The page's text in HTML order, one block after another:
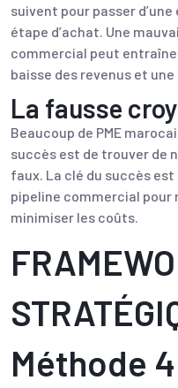
suivent pour passer
étape d’achat. Une
commercial peut
baisse des revenus et
La fausse
Beaucoup de PME
succès est de trouver de
faux. La clé du succès
pipeline commercial pour
minimiser les coûts.
Méthode